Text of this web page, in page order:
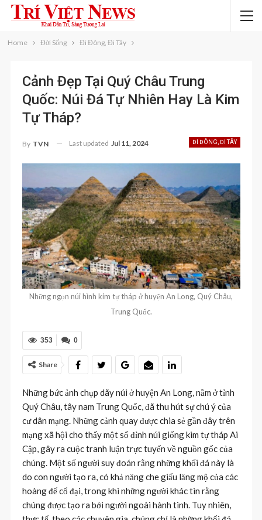
Home Đời Sống Đi Đông, Đi Tây
Cảnh Đẹp Tại Quý Châu Trung
Quốc: Núi Đá Tự Nhiên Hay Là Kim
Tự Tháp?
ĐI ĐÔNG, ĐI TÂY
By TVN Last updated Jul 11, 2024
Những ngọn núi hình kim tự tháp ở huyện An Long, Quý Châu,
Trung Quốc.
0
353
Share
Những bức ảnh chụp dãy núi ở huyện An Long, nằm ở tỉnh
Quý Châu, tây nam Trung Quốc, đã thu hút sự chú ý của
cư dân mạng. Những cảnh quay được chia sẻ gần đây trên
mạng xã hội cho thấy một số đỉnh núi giống kim tự tháp Ai
Cập, gây ra cuộc tranh luận trực tuyến về nguồn gốc của
chúng. Một số người suy đoán rằng những khối đá này là
do con người tạo ra, có khả năng che giấu lăng mộ của các
hoàng đế cổ đại, trong khi những người khác tin rằng
chúng được tạo ra bởi người ngoài hành tinh. Tuy nhiên,